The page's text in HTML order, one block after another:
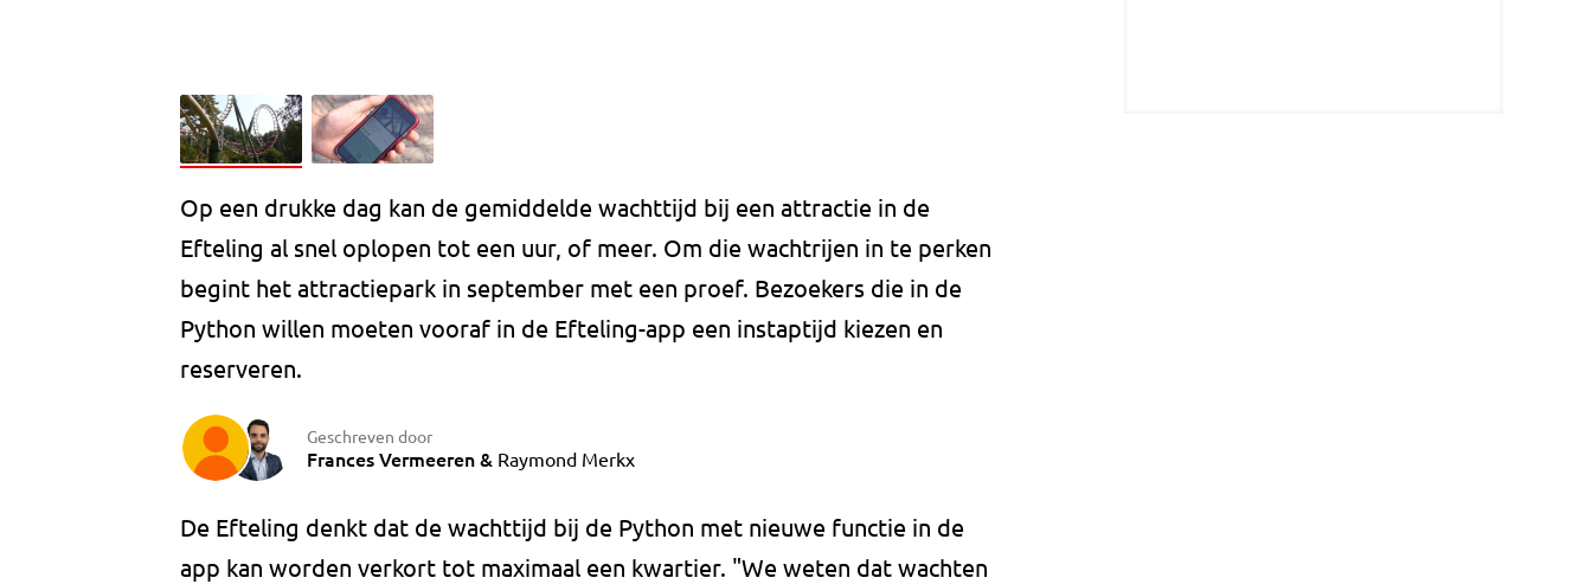
Op een drukke dag kan de gemiddelde wachttijd bij een attractie in de
Efteling al snel oplopen tot een uur, of meer. Om die wachtrijen in te perken
begint het attractiepark in september met een proef. Bezoekers die in de
Python willen moeten vooraf in de Efteling-app een instaptijd kiezen en
reserveren.
Geschreven door
Frances Vermeeren& Raymond Merkx
De Efteling denkt dat de wachttijd bij de Python met nieuwe functie in de
app kan worden verkort tot maximaal een kwartier. "We weten dat wachten